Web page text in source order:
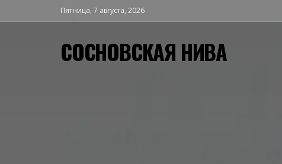
Пятница, 7 августа, 2026
СОСНОВСКАЯ НИВА